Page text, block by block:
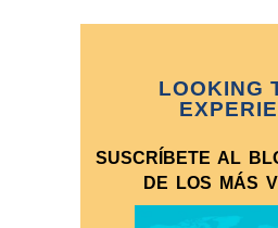
LOOKING
SUSCRÍBETE AL
DE LOS MÁS